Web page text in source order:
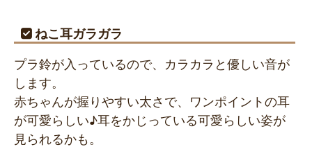
ねこ耳ガラガラ
プラ鈴が入っているので、カラカラと優しい音が
します。
赤ちゃんが握りやすい太さで、ワンポイントの耳
が可愛らしい♪耳をかじっている可愛らしい姿が
見られるかも。